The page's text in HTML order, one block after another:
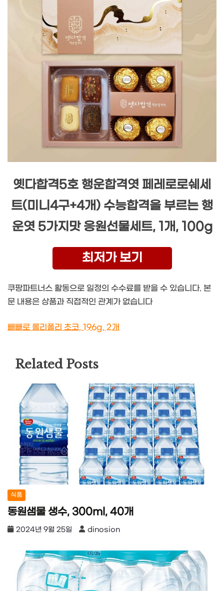
옛다합격5호 행운합격엿 페레로로쉐세
트(미니4구+4개) 수능합격을 부르는 행
운엿 5가지맛 응원선물세트, 1개, 100g
최저가 보기
쿠팡파트너스 활동으로 일정의 수수료를 받을 수 있습니다. 본
문 내용은 상품과 직접적인 관계가 없습니다
빼빼로 롤리폴리 초코, 196g, 2개
Related Posts
식품
동원샘물 생수, 300ml, 40개
2024년 9월 25일 dinosion